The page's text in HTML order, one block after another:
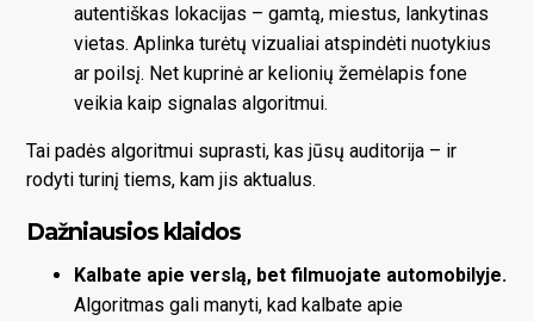
autentiškas lokacijas – gamtą, miestus, lankytinas
vietas. Aplinka turėtų vizualiai atspindėti nuotykius
ar poilsį. Net kuprinė ar kelionių žemėlapis fone
veikia kaip signalas algoritmui.
Tai padės algoritmui suprasti, kas jūsų auditorija – ir
rodyti turinį tiems, kam jis aktualus.
Dažniausios klaidos
Kalbate apie verslą, bet filmuojate automobilyje.
Algoritmas gali manyti, kad kalbate apie